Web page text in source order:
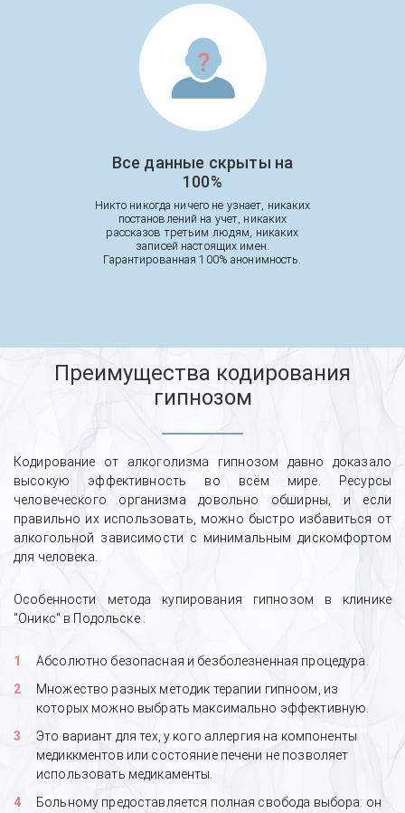
Все данные скрыты на
100%
Никто никогда ничего не узнает, никаких
постановлений на учет, никаких
рассказов третьим людям, никаких
записей настоящих имен.
Гарантированная 100% анонимность.
Преимущества кодирования
гипнозом
Кодирование от алкоголизма гипнозом давно доказало
высокую эффективность во всём мире. Ресурсы
человеческого организма довольно обширны, и если
правильно их использовать, можно быстро избавиться от
алкогольной зависимости с минимальным дискомфортом
для человека.
Особенности метода купирования гипнозом в клинике
"Оникс" в Подольске :
Абсолютно безопасная и безболезненная процедура.
Множество разных методик терапии гипноом, из
которых можно выбрать максимально эффективную.
Это вариант для тех, у кого аллергия на компоненты
медиккментов или состояние печени не позволяет
использовать медикаменты.
Больному предоставляется полная свобода выбора: он